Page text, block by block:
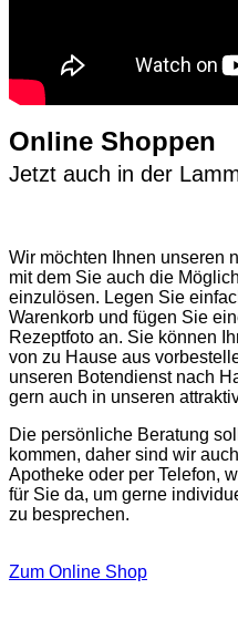
Online Shoppen
Jetzt auch in der
Wir möchten Ihnen unseren
mit dem Sie auch die
einzulösen. Legen Sie
Warenkorb und fügen Sie
Rezeptfoto an. Sie können
von zu Hause aus
unseren Botendienst nach
gern auch in unseren
Die persönliche Beratung
kommen, daher sind wir
Apotheke oder per Telefon,
für Sie da, um gerne
zu besprechen.
Zum Online Shop